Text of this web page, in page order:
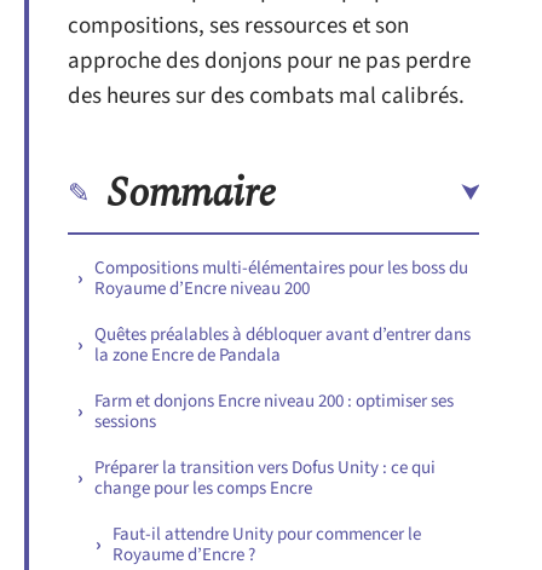
compositions, ses ressources et son
approche des donjons pour ne pas perdre
des heures sur des combats mal calibrés.
Sommaire
Compositions multi-élémentaires pour les boss du
Royaume d’Encre niveau 200
Quêtes préalables à débloquer avant d’entrer dans
la zone Encre de Pandala
Farm et donjons Encre niveau 200 : optimiser ses
sessions
Préparer la transition vers Dofus Unity : ce qui
change pour les comps Encre
Faut-il attendre Unity pour commencer le
Royaume d’Encre ?